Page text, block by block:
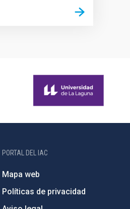
PORTAL DEL IAC
Mapa web
Políticas de privacidad